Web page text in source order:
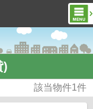
)
該当物件1件